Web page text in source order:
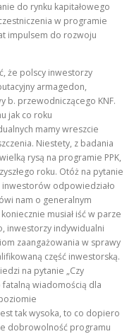
do rynku kapitałowego
w programie
impulsem do rozwoju
że polscy inwestorzy
armagedon,
b. przewodniczącego KNF.
jak co roku
mamy wreszcie
Niestety, z badania
rysą na programie PPK,
roku. Otóż na pytanie
inwestorów odpowiedziało
nam o generalnym
musiał iść w parze
inwestorzy indywidualni
zaangażowania w sprawy
część inwestorską.
na pytanie „Czy
wiadomością dla
tak wysoka, to co dopiero
dobrowolność programu